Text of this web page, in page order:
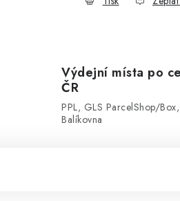
Výdejní místa po
ČR
PPL, GLS ParcelShop/Box,
Balíkovna